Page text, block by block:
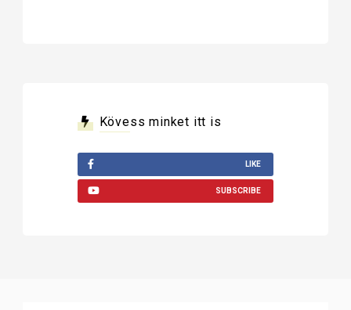
Kövess minket itt is
LIKE
SUBSCRIBE